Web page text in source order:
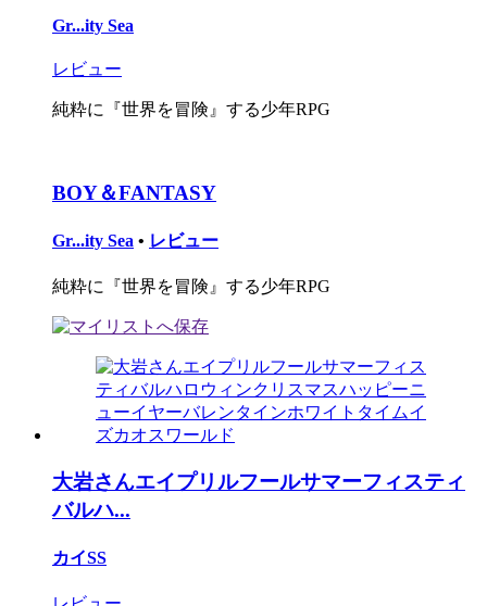
Gr...ity Sea
レビュー
純粋に『世界を冒険』する少年RPG
BOY＆FANTASY
Gr...ity Sea • レビュー
純粋に『世界を冒険』する少年RPG
大岩さんエイプリルフールサマーフィスティ
バルハ...
カイSS